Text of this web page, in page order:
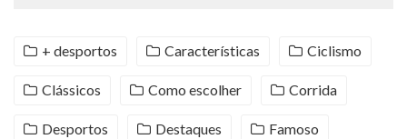
+ desportos Características Ciclismo
Clássicos Como escolher Corrida
Desportos Destaques Famoso